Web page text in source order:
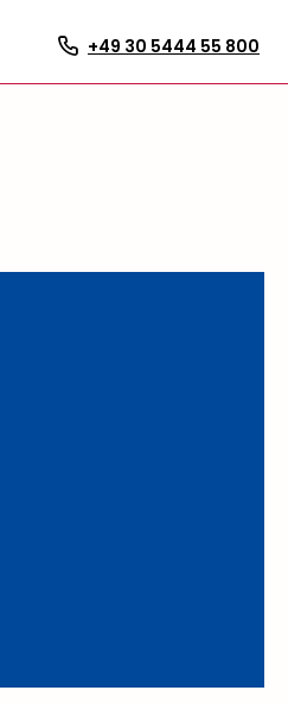
+49 30 5444 55 800